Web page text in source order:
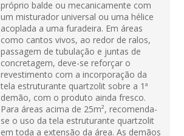
próprio balde ou mecanicamente com
um misturador universal ou uma hélice
acoplada a uma furadeira. Em áreas
como cantos vivos, ao redor de ralos,
passagem de tubulação e juntas de
concretagem, deve-se reforçar o
revestimento com a incorporação da
tela estruturante quartzolit sobre a 1ª
demão, com o produto ainda fresco.
Para áreas acima de 25m², recomenda-
se o uso da tela estruturante quartzolit
em toda a extensão da área. As demãos